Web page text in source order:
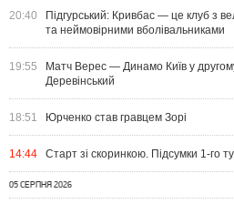
20:40
Підгурський: Кривбас — це клуб з
та неймовірними вболівальниками
19:55
Матч Верес — Динамо Київ у
Деревінський
18:51 Юрченко став гравцем Зорі
14:44 Старт зі скоринкою. Підсумки 1-го
05 СЕРПНЯ 2026